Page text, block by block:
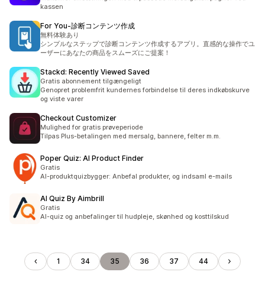
kassen
For You‑診断コンテンツ作成
無料体験あり
シンプルなステップで診断コンテンツ作成するアプリ。直感的な操作でユ
ーザーにあなたの商品をスムーズにご提案！
Stackd: Recently Viewed Saved
Gratis abonnement tilgængeligt
Genopret problemfrit kundernes forbindelse til deres indkøbskurve
og viste varer
Checkout Customizer
Mulighed for gratis prøveperiode
Tilpas Plus-betalingen med mersalg, bannere, felter m.m.
Poper Quiz: AI Product Finder
Gratis
AI-produktquizbygger: Anbefal produkter, og indsaml e-mails
AI Quiz By Aimbrill
Gratis
AI-quiz og anbefalinger til hudpleje, skønhed og kosttilskud
1 34 35 36 37 44